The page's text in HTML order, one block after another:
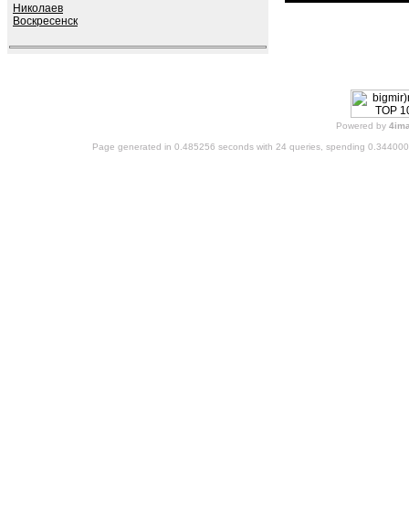
Николаев
Воскресенск
Powered by
Page generated in 0.485256 seconds with 24 queries, spending